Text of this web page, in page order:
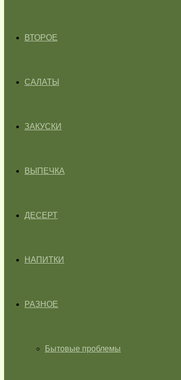
ВТОРОЕ
САЛАТЫ
ЗАКУСКИ
ВЫПЕЧКА
ДЕСЕРТ
НАПИТКИ
РАЗНОЕ
Бытовые проблемы